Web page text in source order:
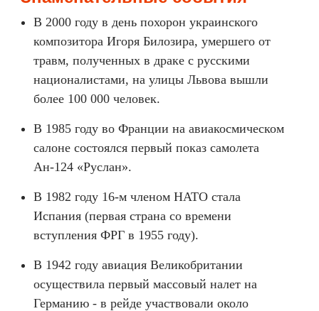
В 2000 году в день похорон украинского
композитора Игоря Билозира, умершего от
травм, полученных в драке с русскими
националистами, на улицы Львова вышли
более 100 000 человек.
В 1985 году во Франции на авиакосмическом
салоне состоялся первый показ самолета
Ан-124 «Руслан».
В 1982 году 16-м членом НАТО стала
Испания (первая страна со времени
вступления ФРГ в 1955 году).
В 1942 году авиация Великобритании
осуществила первый массовый налет на
Германию - в рейде участвовали около